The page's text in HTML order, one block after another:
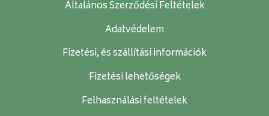
Általános Szerződési Feltételek
Adatvédelem
Fizetési, és szállítási információk
Fizetési lehetőségek
Felhasználási feltételek